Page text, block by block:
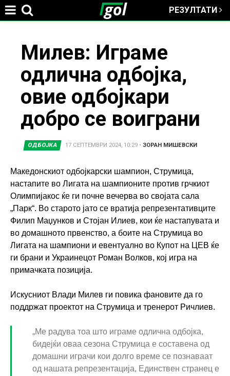
РЕЗУЛТАТИ
here
Милев: Играме
одлична одбојка,
овие одбојкари
добро се воиграни
ОДБОЈКА 17 СЕПТЕМВРИ 2024, 10:29• ЗОРАН МИШЕВСКИ
Македонскиот одбојкарски шампион, Струмица,
настапите во Лигата на шампионите против грчкиот
Олимпијакос ќе ги почне вечерва во својата сала
„Парк“. Во старото јато се вратија репрезентативците
Филип Маџунков и Стојан Илиев, кои ќе настапувата и
во домашното првенство, а боите на Струмица во
Лигата на шампиони и евентуално во Купот на ЦЕВ ќе
ги брани и Украинецот Роман Волков, кој игра на
примачката позиција.
Искусниот Влади Милев ги повика фановите да го
поддржат проектот на Струмица и тренерот Ричлиев.
„Ме радува тоа што играме одлична одбојка,
бидејќи оваа сезона Струмица е составена од
домашни играчи кои долго време се познаваат
од нашата репрезентација, Единствен странец е